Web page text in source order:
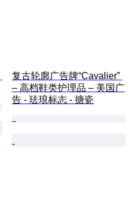
复古轮廓广告牌“Cavalier”
– 高档鞋类护理品 – 美国广
告 - 珐琅标志 - 搪瓷